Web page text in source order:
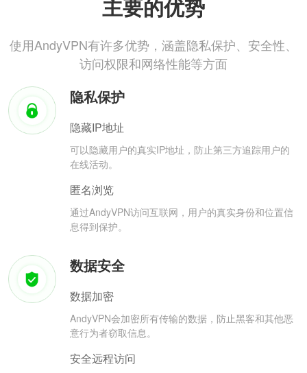
主要的优势
使用AndyVPN有许多优势，涵盖隐私保护、安全性、
访问权限和网络性能等方面
隐私保护
隐藏IP地址
可以隐藏用户的真实IP地址，防止第三方追踪用户的
在线活动。
匿名浏览
通过AndyVPN访问互联网，用户的真实身份和位置信
息得到保护。
数据安全
数据加密
AndyVPN会加密所有传输的数据，防止黑客和其他恶
意行为者窃取信息。
安全远程访问